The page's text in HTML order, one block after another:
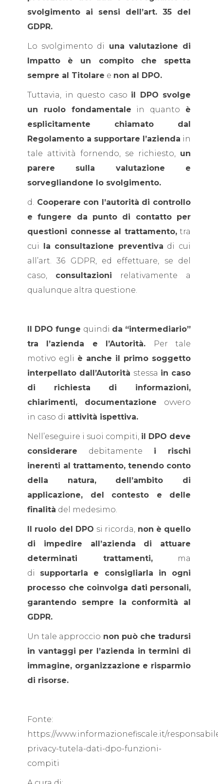
svolgimento ai sensi dell’art. 35 del
GDPR.
Lo svolgimento di una valutazione di
Impatto è un compito che spetta
sempre al Titolare e non al DPO.
Tuttavia, in questo caso il DPO svolge
un ruolo fondamentale in quanto è
esplicitamente chiamato dal
Regolamento a supportare l’azienda in
tale attività fornendo, se richiesto, un
parere sulla valutazione e
sorvegliandone lo svolgimento.
d. Cooperare con l’autorità di controllo
e fungere da punto di contatto per
questioni connesse al trattamento,tra
cui
la consultazione preventiva di cui
all’art. 36 GDPR, ed effettuare, se del
caso, consultazioni relativamente a
qualunque altra questione.
Il DPO funge quindi da “intermediario”
tra l’azienda e l’Autorità.
Per tale
motivo egli è anche il primo soggetto
interpellato dall’Autorità stessa in caso
di richiesta di informazioni,
chiarimenti, documentazione ovvero
in caso di attività ispettiva.
Nell’eseguire i suoi compiti, il DPO deve
considerare debitamente i rischi
inerenti al trattamento, tenendo conto
della natura, dell’ambito di
applicazione, del contesto e delle
finalità del medesimo.
Il ruolo del DPO si ricorda, non è quello
di impedire all’azienda di attuare
determinati trattamenti,ma
di supportarla e consigliarla in ogni
processo che coinvolga dati personali,
garantendo sempre la conformità al
GDPR.
Un tale approccio non può che tradursi
in vantaggi per l’azienda in termini di
immagine, organizzazione e risparmio
di risorse.
Fonte:
https://www.informazionefiscale.it/
privacy-tutela-dati-dpo-funzioni-
compiti